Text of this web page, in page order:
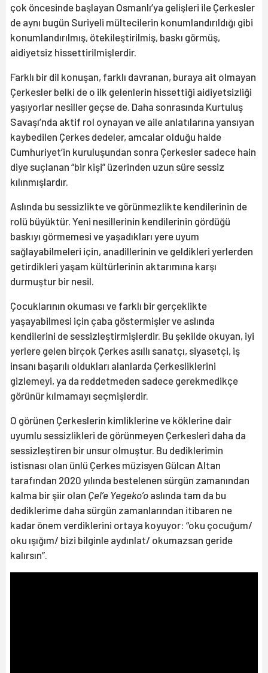
çok öncesinde başlayan Osmanlı’ya gelişleri ile Çerkesler
de aynı bugün Suriyeli mültecilerin konumlandırıldığı gibi
konumlandırılmış, ötekileştirilmiş, baskı görmüş,
aidiyetsiz hissettirilmişlerdir.
Farklı bir dil konuşan, farklı davranan, buraya ait olmayan
Çerkesler belki de o ilk gelenlerin hissettiği aidiyetsizliği
yaşıyorlar nesiller geçse de. Daha sonrasında Kurtuluş
Savaşı’nda aktif rol oynayan ve aile anlatılarına yansıyan
kaybedilen Çerkes dedeler, amcalar olduğu halde
Cumhuriyet’in kuruluşundan sonra Çerkesler sadece hain
diye suçlanan “bir kişi” üzerinden uzun süre sessiz
kılınmışlardır.
Aslında bu sessizlikte ve görünmezlikte kendilerinin de
rolü büyüktür. Yeni nesillerinin kendilerinin gördüğü
baskıyı görmemesi ve yaşadıkları yere uyum
sağlayabilmeleri için, anadillerinin ve geldikleri yerlerden
getirdikleri yaşam kültürlerinin aktarımına karşı
durmuştur bir nesil.
Çocuklarının okuması ve farklı bir gerçeklikte
yaşayabilmesi için çaba göstermişler ve aslında
kendilerini de sessizleştirmişlerdir. Bu şekilde okuyan, iyi
yerlere gelen birçok Çerkes asıllı sanatçı, siyasetçi, iş
insanı başarılı oldukları alanlarda Çerkesliklerini
gizlemeyi, ya da reddetmeden sadece gerekmedikçe
görünür kılmamayı seçmişlerdir.
O görünen Çerkeslerin kimliklerine ve köklerine dair
uyumlu sessizlikleri de görünmeyen Çerkesleri daha da
sessizleştiren bir unsur olmuştur. Bu dediklerimin
istisnası olan ünlü Çerkes müzisyen Gülcan Altan
tarafından 2020 yılında bestelenen sürgün zamanından
kalma bir şiir olan Çel’e Yegeko’o aslında tam da bu
dediklerime daha sürgün zamanlarından itibaren ne
kadar önem verdiklerini ortaya koyuyor: “oku çocuğum/
oku ışığım/ bizi bilginle aydınlat/ okumazsan geride
kalırsın”.